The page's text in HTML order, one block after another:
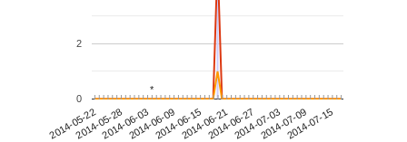
2014-05-222014-05-282014-06-032014-06-092014-06-152014-06-212014-06-272014-07-032014-07-092014-07-15
0
2
**